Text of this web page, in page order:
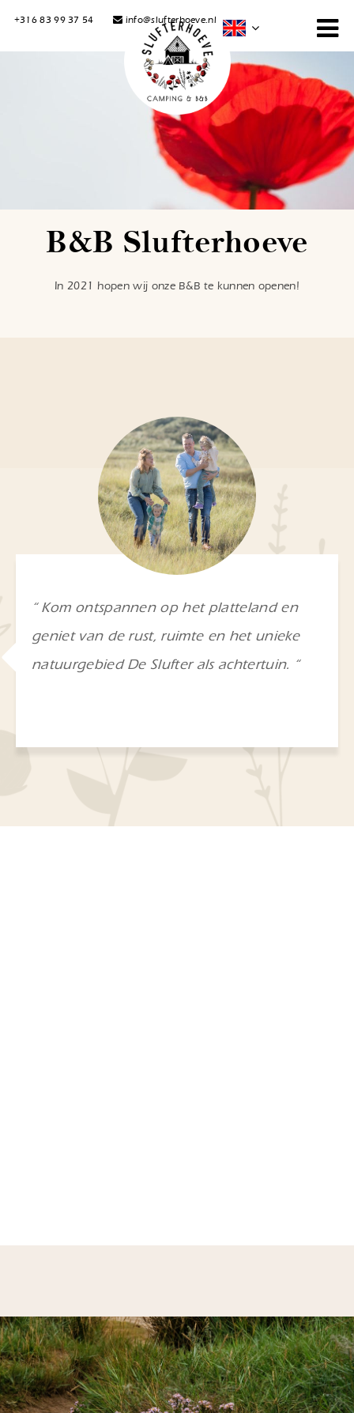
+316 83 99 37 54 info@slufterhoeve.nl
B&B Slufterhoeve
In 2021 hopen wij onze B&B te kunnen openen!
“ Kom ontspannen op het platteland en
geniet van de rust, ruimte en het unieke
natuurgebied De Slufter als achtertuin. “